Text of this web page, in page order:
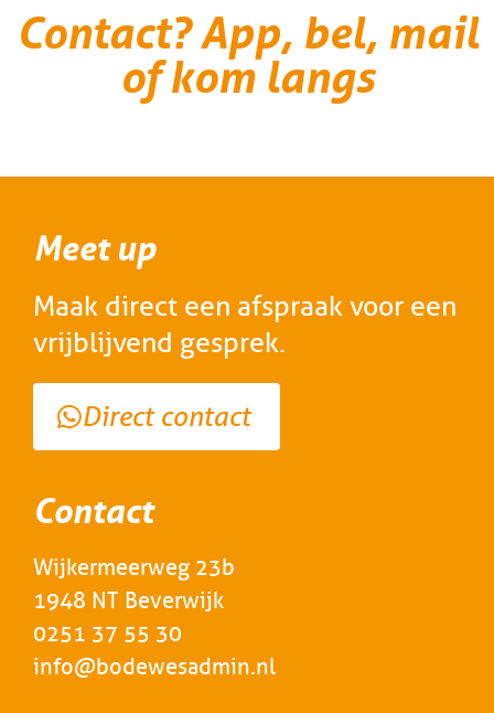
Contact? App, bel, mail
of kom langs
Meet up
Maak direct een afspraak voor een
vrijblijvend gesprek.
Direct contact
Contact
Wijkermeerweg 23b
1948 NT Beverwijk
0251 37 55 30
info@bodewesadmin.nl